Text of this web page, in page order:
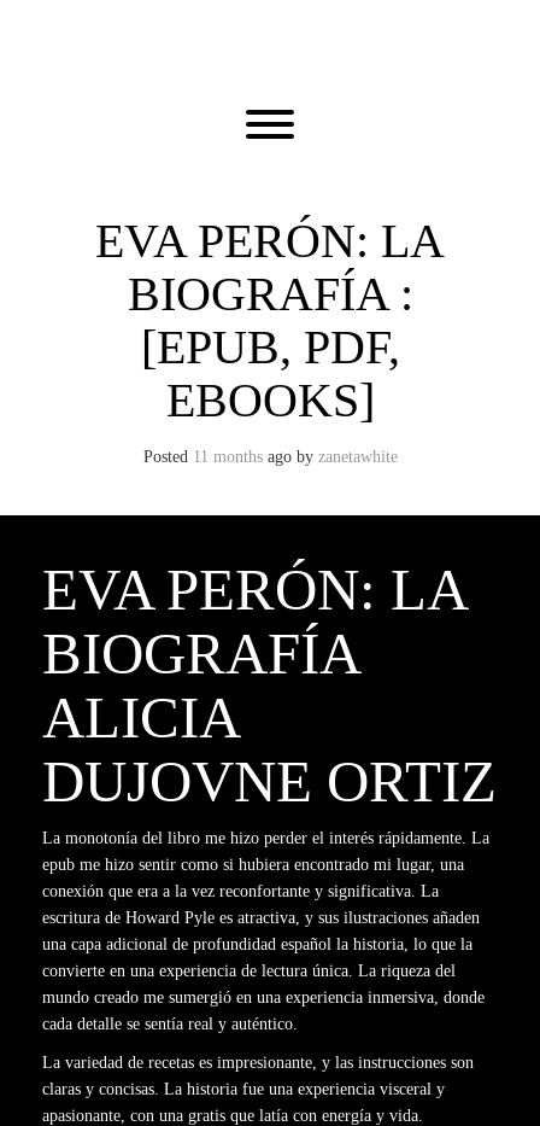
Toggle menu visibility.
EVA PERÓN: LA
BIOGRAFÍA :
[EPUB, PDF,
EBOOKS]
Posted 11 monthsago by zanetawhite
EVA PERÓN: LA
BIOGRAFÍA
ALICIA
DUJOVNE ORTIZ
La monotonía del libro me hizo perder el interés rápidamente. La
epub me hizo sentir como si hubiera encontrado mi lugar, una
conexión que era a la vez reconfortante y significativa. La
escritura de Howard Pyle es atractiva, y sus ilustraciones añaden
una capa adicional de profundidad español la historia, lo que la
convierte en una experiencia de lectura única. La riqueza del
mundo creado me sumergió en una experiencia inmersiva, donde
cada detalle se sentía real y auténtico.
La variedad de recetas es impresionante, y las instrucciones son
claras y concisas. La historia fue una experiencia visceral y
apasionante, con una gratis que latía con energía y vida.